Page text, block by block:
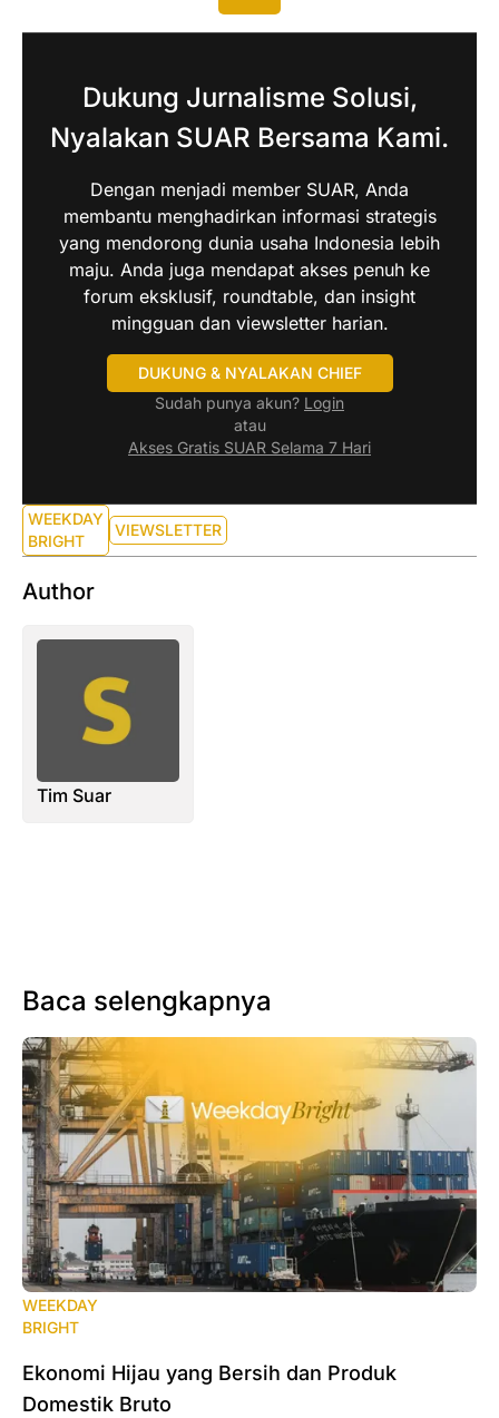
Dukung Jurnalisme Solusi,
Nyalakan SUAR Bersama Kami.
Dengan menjadi member SUAR, Anda
membantu menghadirkan informasi strategis
yang mendorong dunia usaha Indonesia lebih
maju. Anda juga mendapat akses penuh ke
forum eksklusif, roundtable, dan insight
mingguan dan viewsletter harian.
DUKUNG & NYALAKAN CHIEF
Sudah punya akun? Login
atau
Akses Gratis SUAR Selama 7 Hari
WEEKDAY
BRIGHT
VIEWSLETTER
Author
Tim Suar
Baca selengkapnya
WEEKDAY
BRIGHT
Ekonomi Hijau yang Bersih dan Produk
Domestik Bruto